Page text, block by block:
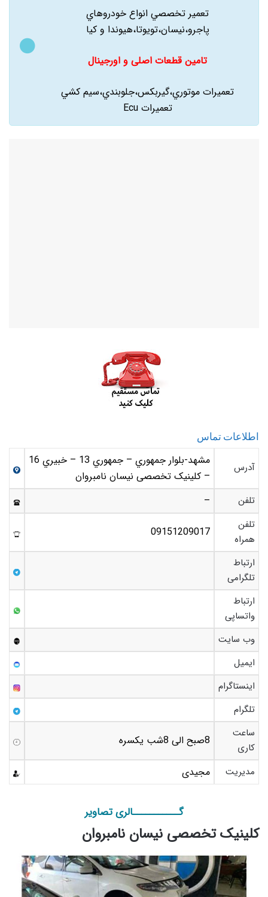
تعمير تخصصي انواع خودروهاي
پاجرو،نيسان،تويوتا،هيوندا و کيا
تامین قطعات اصلی و اورجینال
تعميرات موتوري،گيربکس،جلوبندي،سيم کشي
تعميرات Ecu
اطلاعات تماس
آدرس
مشهد-بلوار جمهوري – جمهوري 13 – خبيري 16
– کلینیک تخصصی نیسان نامبروان
تلفن –
تلفن
همراه
09151209017
ارتباط
تلگرامی
ارتباط
واتساپی
وب سایت
ایمیل
اینستاگرام
تلگرام
ساعت
کاری
8صبح الی 8شب یکسره
مدیریت مجیدی
گـــــــــــالری تصاویر
کلینیک تخصصی نیسان نامبروان